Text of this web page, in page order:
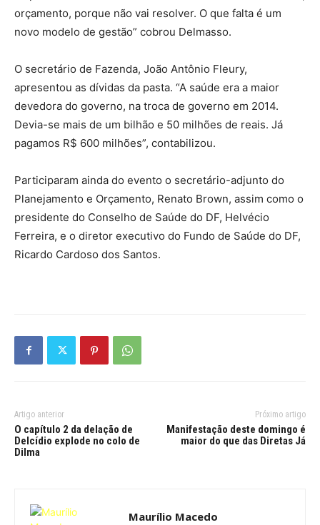
orçamento, porque não vai resolver. O que falta é um
novo modelo de gestão” cobrou Delmasso.
O secretário de Fazenda, João Antônio Fleury,
apresentou as dívidas da pasta. “A saúde era a maior
devedora do governo, na troca de governo em 2014.
Devia-se mais de um bilhão e 50 milhões de reais. Já
pagamos R$ 600 milhões”, contabilizou.
Participaram ainda do evento o secretário-adjunto do
Planejamento e Orçamento, Renato Brown, assim como o
presidente do Conselho de Saúde do DF, Helvécio
Ferreira, e o diretor executivo do Fundo de Saúde do DF,
Ricardo Cardoso dos Santos.
Artigo anterior
O capítulo 2 da delação de
Delcídio explode no colo de
Dilma
Próximo artigo
Manifestação deste domingo é
maior do que das Diretas Já
Maurílio Macedo